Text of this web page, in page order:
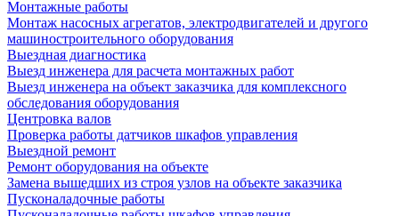
Монтажные работы
Монтаж насосных агрегатов, электродвигателей и другого
машиностроительного оборудования
Выездная диагностика
Выезд инженера для расчета монтажных работ
Выезд инженера на объект заказчика для комплексного
обследования оборудования
Центровка валов
Проверка работы датчиков шкафов управления
Выездной ремонт
Ремонт оборудования на объекте
Замена вышедших из строя узлов на объекте заказчика
Пусконаладочные работы